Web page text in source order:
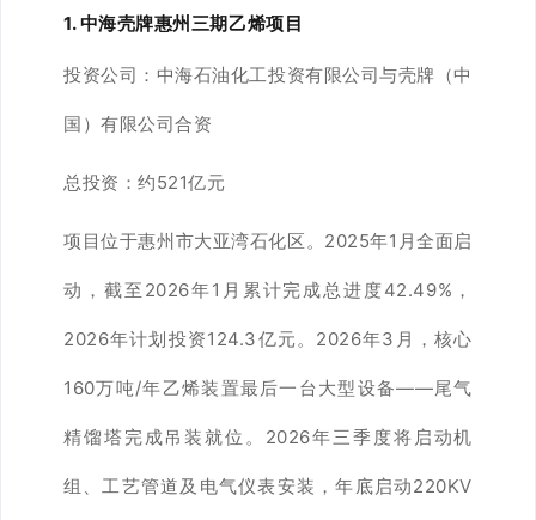
1. 中海壳牌惠州三期乙烯项目
投资公司： 中海石油化工投资有限公司与壳牌（中
国）有限公司合资
总投资：约521亿元
项目位于惠州市大亚湾石化区。2025年1月全面启
动，截至2026年1月累计完成总进度42.49%，
2026年计划投资124.3亿元。2026年3月，核心
160万吨/年乙烯装置最后一台大型设备——尾气
精馏塔完成吊装就位。2026年三季度将启动机
组、工艺管道及电气仪表安装，年底启动220KV